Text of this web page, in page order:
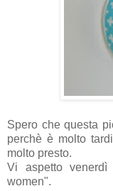
Spero che questa
perchè è molto
molto presto.
Vi aspetto
women".